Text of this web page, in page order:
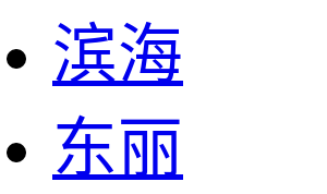
滨海
东丽